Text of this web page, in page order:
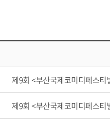
제9회 <부산국제코미디페스
제9회 <부산국제코미디페스